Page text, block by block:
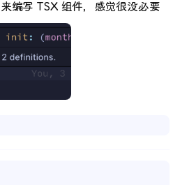
编写 TSX 组件，感觉很没必要